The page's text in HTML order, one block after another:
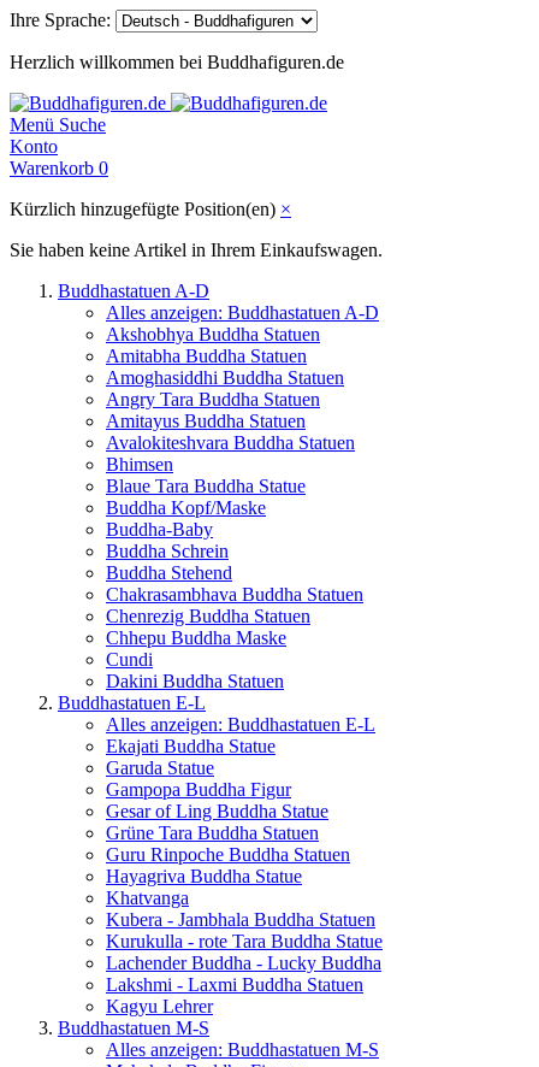
Ihre Sprache:
Herzlich willkommen bei Buddhafiguren.de
Menü Suche
Konto
Warenkorb 0
Kürzlich hinzugefügte Position(en) ×
Sie haben keine Artikel in Ihrem Einkaufswagen.
Buddhastatuen A-D
Alles anzeigen: Buddhastatuen A-D
Akshobhya Buddha Statuen
Amitabha Buddha Statuen
Amoghasiddhi Buddha Statuen
Angry Tara Buddha Statuen
Amitayus Buddha Statuen
Avalokiteshvara Buddha Statuen
Bhimsen
Blaue Tara Buddha Statue
Buddha Kopf/Maske
Buddha-Baby
Buddha Schrein
Buddha Stehend
Chakrasambhava Buddha Statuen
Chenrezig Buddha Statuen
Chhepu Buddha Maske
Cundi
Dakini Buddha Statuen
Buddhastatuen E-L
Alles anzeigen: Buddhastatuen E-L
Ekajati Buddha Statue
Garuda Statue
Gampopa Buddha Figur
Gesar of Ling Buddha Statue
Grüne Tara Buddha Statuen
Guru Rinpoche Buddha Statuen
Hayagriva Buddha Statue
Khatvanga
Kubera - Jambhala Buddha Statuen
Kurukulla - rote Tara Buddha Statue
Lachender Buddha - Lucky Buddha
Lakshmi - Laxmi Buddha Statuen
Kagyu Lehrer
Buddhastatuen M-S
Alles anzeigen: Buddhastatuen M-S